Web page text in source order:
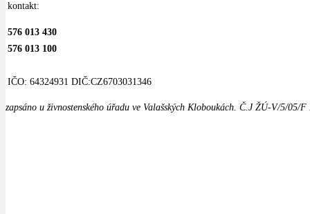
kontakt:
576 013 430
576 013 100
IČO: 64324931 DIČ:CZ6703031346
zapsáno u živnostenského úřadu ve Valašských Kloboukách. Č.J ŽÚ-V/5/05/